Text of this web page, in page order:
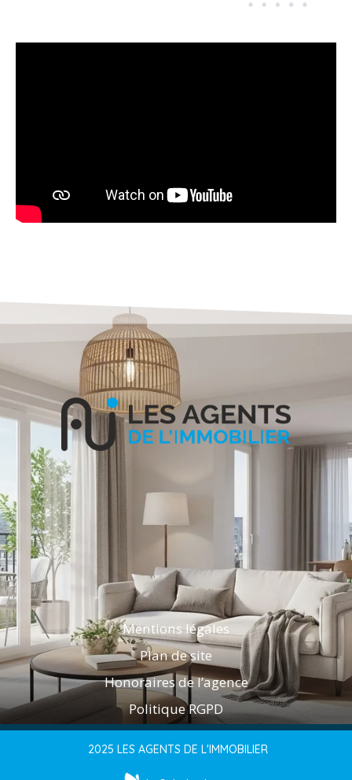
Mentions légales
Plan de site
Honoraires de l’agence
Politique RGPD
2025 LES AGENTS DE L'IMMOBILIER